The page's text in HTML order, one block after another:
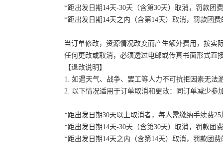
*距出发日期14天-30天（含第30天）取消，罚款团
*距出发日期14天之内（含第14天）取消，罚款团费
当订单修改，资源情况改变而产生额外费用，按实
任何更改或取消，必须透过电邮或传真书面形式直
【退改说明】
1. 如遇天气、战争、罢工等人力不可抗拒因素无
2. 以下情况适用于订单取消和更改：同订单减少
*距出发日期30天以上取消者，每人需缴纳手续费
*距出发日期14天-30天（含第30天）取消，罚款团
*距出发日期14天之内（含第14天）取消，罚款团费